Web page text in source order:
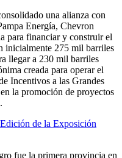
una alianza con
Energía, Chevron
para financiar y construir el
inicialmente 275 mil barriles
llegar a 230 mil barriles
creada para operar el
Incentivos a las Grandes
la promoción de proyectos
de la Exposición
fue la primera provincia en